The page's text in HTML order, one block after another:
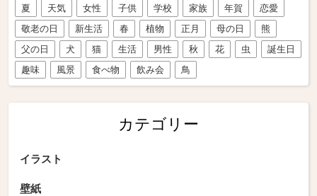
夏
天気 女性 子供 学校 家族 年賀
恋愛
敬老の日
新生活 春 植物 正月 母の日
熊
父の日
犬 猫 生活 男性 秋 花 虫
誕生日
趣味
風景 食べ物 飲み会 鳥
カテゴリー
イラスト
壁紙